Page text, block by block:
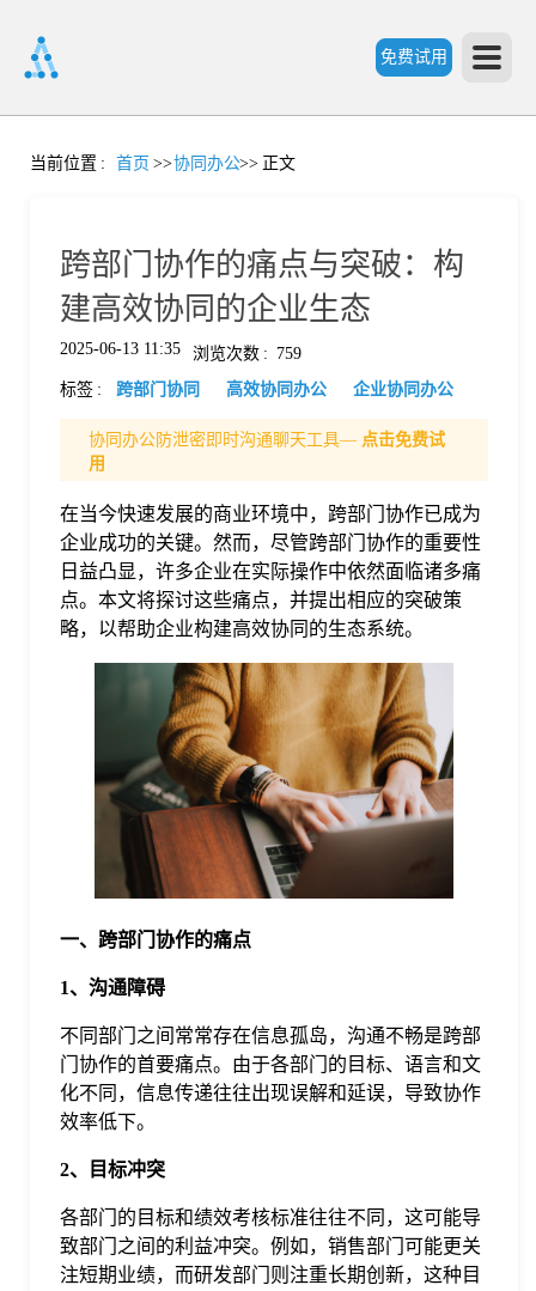
免费试用
首
价
格
题
当前位置 : 首页 >>协同办公>> 正文
跨部门协作的痛点与突破：构
建高效协同的企业生态
2025-06-13 11:35 浏览次数 : 759
标签 : 跨部门协同 高效协同办公 企业协同办公
协同办公防泄密即时沟通聊天工具— 点击免费试
用
在当今快速发展的商业环境中，跨部门协作已成为
企业成功的关键。然而，尽管跨部门协作的重要性
日益凸显，许多企业在实际操作中依然面临诸多痛
点。本文将探讨这些痛点，并提出相应的突破策
略，以帮助企业构建高效协同的生态系统。
一、跨部门协作的痛点
1、沟通障碍
不同部门之间常常存在信息孤岛，沟通不畅是跨部
门协作的首要痛点。由于各部门的目标、语言和文
化不同，信息传递往往出现误解和延误，导致协作
效率低下。
2、目标冲突
各部门的目标和绩效考核标准往往不同，这可能导
致部门之间的利益冲突。例如，销售部门可能更关
注短期业绩，而研发部门则注重长期创新，这种目